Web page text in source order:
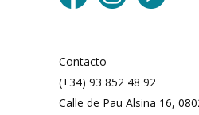
Contacto
(+34) 93 852 48 92
Calle de Pau Alsina 16,